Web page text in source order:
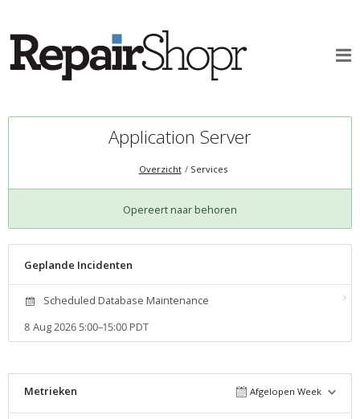
Application Server
Overzicht Services
Opereert naar behoren
Geplande Incidenten
Scheduled Database Maintenance
8 Aug 2026 5:00–15:00 PDT
Metrieken Afgelopen Week